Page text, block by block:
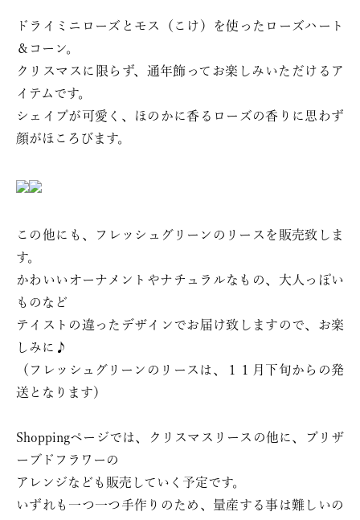
ドライミニローズとモス（こけ）を使ったローズハート
＆コーン。
クリスマスに限らず、通年飾ってお楽しみいただけるア
イテムです。
シェイプが可愛く、ほのかに香るローズの香りに思わず
顔がほころびます。
この他にも、フレッシュグリーンのリースを販売致しま
す。
かわいいオーナメントやナチュラルなもの、大人っぽい
ものなど
テイストの違ったデザインでお届け致しますので、お楽
しみに♪
（フレッシュグリーンのリースは、１１月下旬からの発
送となります）
Shoppingページでは、クリスマスリースの他に、プリザ
ーブドフラワーの
アレンジなども販売していく予定です。
いずれも一つ一つ手作りのため、量産する事は難しいの